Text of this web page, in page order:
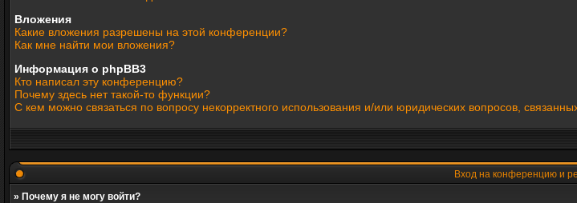
Вложения
Какие вложения разрешены на этой конференции?
Как мне найти мои вложения?
Информация о phpBB3
Кто написал эту конференцию?
Почему здесь нет такой-то функции?
С кем можно связаться по вопросу некорректного использования и/или юридических вопросов,
Вход на конференцию и
» Почему я не могу войти?